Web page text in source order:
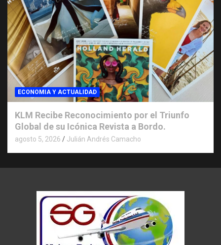
ECONOMIA Y ACTUALIDAD
KLM Recibe Reconocimiento por el Triunfo
Global de su Icónica Revista a Bordo.
agosto 5, 2026 Julián Andrés Camacho